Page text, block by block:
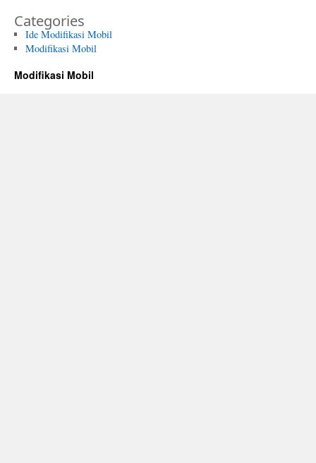
Categories
Ide Modifikasi Mobil
Modifikasi Mobil
Modifikasi Mobil